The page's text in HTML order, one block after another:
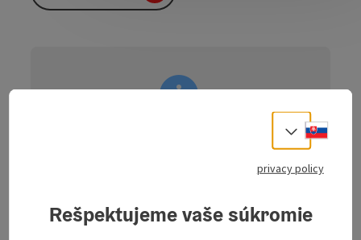
only available digitally. There is no
signposting on site. You can easily download
Select
privacy policy
Rešpektujeme vaše súkromie